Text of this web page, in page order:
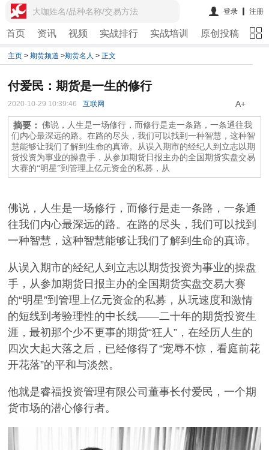
大咖姓名/品种名称/交易方法 登录 注册
首页 资讯 视频 实战排行 实战培训 原创投稿 期
主页 >期货频道 >期货名人 >正文
付爱民：期货是一生的修行
2020-10-29 10:39:46 互联网 A+
摘要：
佛说，人生是一场修行，而修行是走一条路，一条通往我
们内心最深远的路。在路的尽头，我们可以找到一种智慧，这种智
慧能够让我们了解到生命的真谛。从误入期市的经纪人到立志以期
货投资为事业的操盘手，从参加期货日报主办的全国期货实盘交易
大赛的“明星”到管理上亿元资金的私募，从
佛说，人生是一场修行，而修行是走一条路，一条通
往我们内心最深远的路。在路的尽头，我们可以找到
一种智慧，这种智慧能够让我们了解到生命的真谛。
从误入期市的经纪人到立志以期货投资为事业的操盘
手，从参加期货日报主办的全国期货实盘交易大赛
的“明星”到管理上亿元资金的私募，从玩速度和激情
的短线到考验理性的中长线——二十年的期货投资生
涯，最初那个少不更事的期货“狂人”，在经历人生的
四次大起大落之后，已经修得了“宠辱不惊，看庭前花
开花落”的平和与淡然。
他就是睿福投资管理有限公司董事长付爱民，一个期
货市场的潜心修行者。